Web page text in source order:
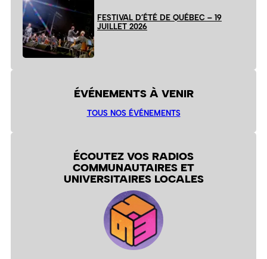
FESTIVAL D’ÉTÉ DE QUÉBEC – 19
JUILLET 2026
ÉVÉNEMENTS À VENIR
TOUS NOS ÉVÉNEMENTS
ÉCOUTEZ VOS RADIOS
COMMUNAUTAIRES ET
UNIVERSITAIRES LOCALES